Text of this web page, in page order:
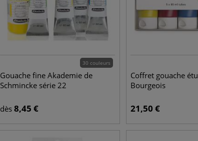
30 couleurs
Gouache fine Akademie de
Schmincke série 22
dès 8,45 €
Coffret gouache
Bourgeois
21,50 €